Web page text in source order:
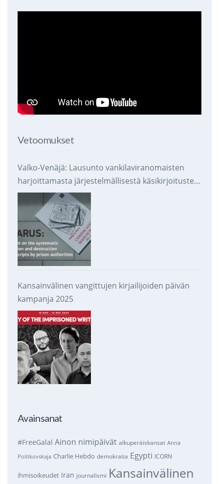
Vetoomukset
Valko-Venäjä: Lausunto vankilaviranomaisten
harjoittamasta järjestelmällisestä käsikirjoitusten
takavarikoinnista ja tuhoamisesta
Kansainvälinen vangittujen kirjailijoiden päivän
kampanja 2025
Avainsanat
#FreeGalal Ainon nimipäivät alkuperäiskansat Anna
Politkovskaja Charlie Hebdo demokratia Egypti ICORN
ihmisoikeudet Iran journalismi Kansainvälinen